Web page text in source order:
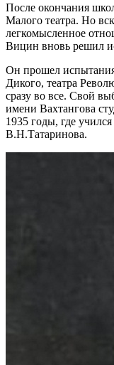
После окончания
Малого театра. Но
легкомысленное
Вицин вновь решил
Он прошел
Дикого, театра
сразу во все. Свой
имени Вахтангова
1935 годы, где
В.Н.Татаринова.